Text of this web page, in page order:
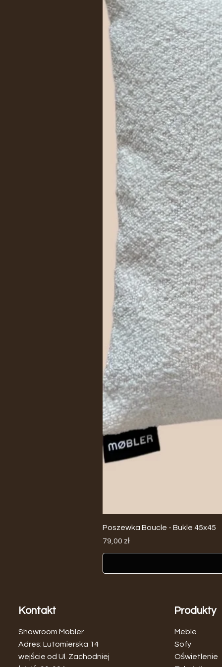
Poszewka Boucle - Bukle 45x45
Cena
79,00 zł
Kontakt
Showroom Mobler
Adres: Lutomierska 14
wejście od Ul. Zachodniej
Produkty
Meble
Sofy
Oświetlenie